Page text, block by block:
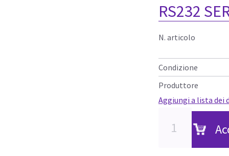
RS232
N. articolo
Condizione
Produttore
Aggiungi a lista dei